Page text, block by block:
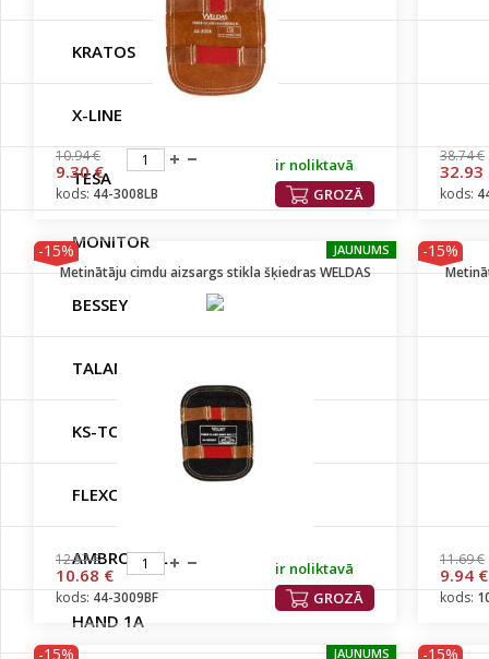
KRATOS
X-LINE
TESA
MONITOR
BESSEY
TALAN
KS-TOOLS
FLEXOVIT
AMBRO-SOL
HAND 1A
10.94 €
9.30 €
ir noliktavā
GROZĀ
kods: 44-3008LB
38.74 €
32.93
kods:
-15% JAUNUMS
Metinātāju cimdu aizsargs stikla šķiedras WELDAS
12.57 €
10.68 €
ir noliktavā
GROZĀ
kods: 44-3009BF
-15%
11.69 €
9.94 €
kods:
-15% JAUNUMS -15%